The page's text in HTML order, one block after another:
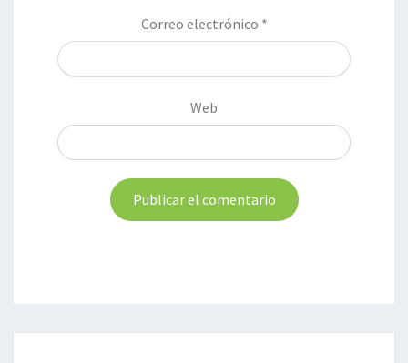
Correo electrónico *
Web